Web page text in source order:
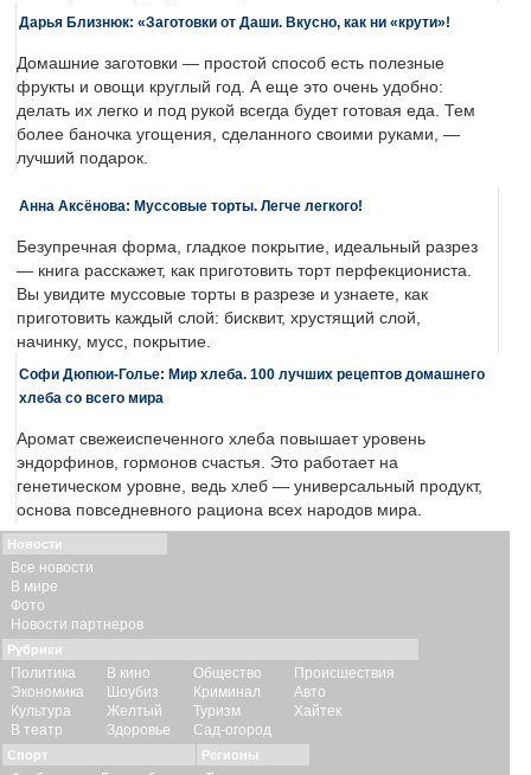
Дарья Близнюк: «Заготовки от Даши. Вкусно, как ни «крути»!
Домашние заготовки — простой способ есть полезные
фрукты и овощи круглый год. А еще это очень удобно:
делать их легко и под рукой всегда будет готовая еда. Тем
более баночка угощения, сделанного своими руками, —
лучший подарок.
Анна Аксёнова: Муссовые торты. Легче легкого!
Безупречная форма, гладкое покрытие, идеальный разрез
— книга расскажет, как приготовить торт перфекциониста.
Вы увидите муссовые торты в разрезе и узнаете, как
приготовить каждый слой: бисквит, хрустящий слой,
начинку, мусс, покрытие.
Софи Дюпюи-Голье: Мир хлеба. 100 лучших рецептов домашнего
хлеба со всего мира
Аромат свежеиспеченного хлеба повышает уровень
эндорфинов, гормонов счастья. Это работает на
генетическом уровне, ведь хлеб — универсальный продукт,
основа повседневного рациона всех народов мира.
Новости
Все новости
В мире
Фото
Новости партнеров
Рубрики
Политика
Экономика
Культура
В театр
В кино
Шоубиз
Желтый
Здоровье
Общество
Криминал
Туризм
Сад-огород
Происшествия
Авто
Хайтек
Спорт Регионы